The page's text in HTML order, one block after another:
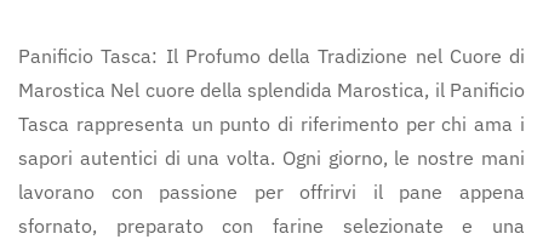
Panificio Tasca: Il Profumo della Tradizione nel Cuore di
Marostica Nel cuore della splendida Marostica, il Panificio
Tasca rappresenta un punto di riferimento per chi ama i
sapori autentici di una volta. Ogni giorno, le nostre mani
lavorano con passione per offrirvi il pane appena
sfornato, preparato con farine selezionate e una